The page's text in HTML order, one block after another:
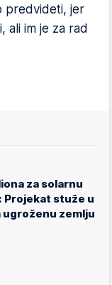
predvideti, jer
ali im je za rad
za solarnu
Projekat stuže u
zemlju